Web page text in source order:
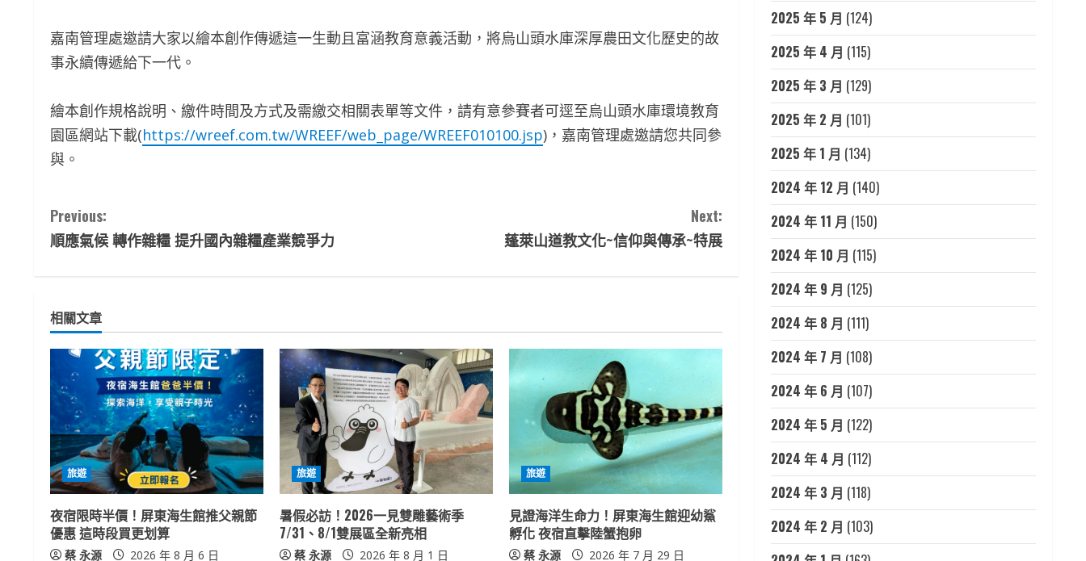
嘉南管理處邀請大家以繪本創作傳遞這一生動且富涵教育意義活動，將烏山頭水庫深厚農田文化歷史的故
事永續傳遞給下一代。
繪本創作規格說明、繳件時間及方式及需繳交相關表單等文件，請有意參賽者可逕至烏山頭水庫環境教育
園區網站下載(https://wreef.com.tw/WREEF/web_page/WREEF010100.jsp)，嘉南管理處邀請您共同參
與。
C
o
t
i
n
u
e
R
e
Previous:
順應氣候 轉作雜糧 提升國內雜糧產業競爭力
Next:
蓬萊山道教文化~信仰與傳承~特展
相關文章
旅遊
夜宿限時半價！屏東海生館推父親節
優惠 這時段買更划算
蔡 永源 2026 年 8 月 6 日
旅遊
暑假必訪！2026一見雙雕藝術季
7/31、8/1雙展區全新亮相
蔡 永源 2026 年 8 月 1 日
旅遊
見證海洋生命力！屏東海生館迎幼鯊
孵化 夜宿直擊陸蟹抱卵
蔡 永源 2026 年 7 月 29 日
2025 年 5 月 (124)
2025 年 4 月 (115)
2025 年 3 月 (129)
2025 年 2 月 (101)
2025 年 1 月 (134)
2024 年 12 月 (140)
2024 年 11 月 (150)
2024 年 10 月 (115)
2024 年 9 月 (125)
2024 年 8 月 (111)
2024 年 7 月 (108)
2024 年 6 月 (107)
2024 年 5 月 (122)
2024 年 4 月 (112)
2024 年 3 月 (118)
2024 年 2 月 (103)